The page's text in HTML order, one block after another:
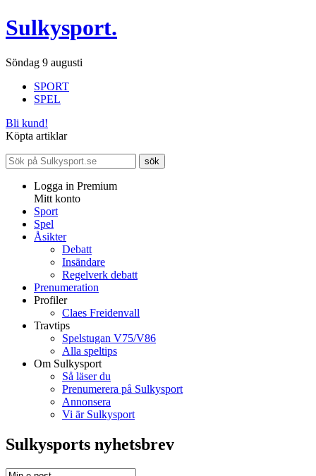
Sulkysport.
Söndag 9 augusti
SPORT
SPEL
Bli kund!
Köpta artiklar
Logga in Premium
Mitt konto
Sport
Spel
Åsikter
Debatt
Insändare
Regelverk debatt
Prenumeration
Profiler
Claes Freidenvall
Travtips
Spelstugan V75/V86
Alla speltips
Om Sulkysport
Så läser du
Prenumerera på Sulkysport
Annonsera
Vi är Sulkysport
Sulkysports nyhetsbrev